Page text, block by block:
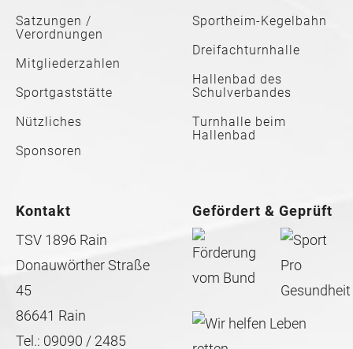
Satzungen /
Verordnungen
Mitgliederzahlen
Sportgaststätte
Nützliches
Sponsoren
Sportheim-Kegelbahn
Dreifachturnhalle
Hallenbad des
Schulverbandes
Turnhalle beim
Hallenbad
Kontakt
TSV 1896 Rain
Donauwörther Straße
45
86641 Rain
Tel.: 09090 / 2485
Gefördert & Geprüft